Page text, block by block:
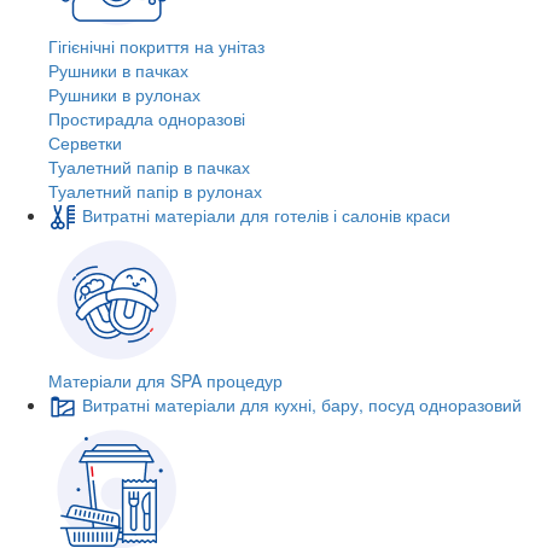
Гігієнічні покриття на унітаз
Рушники в пачках
Рушники в рулонах
Простирадла одноразові
Серветки
Туалетний папір в пачках
Туалетний папір в рулонах
Витратні матеріали для готелів і салонів краси
Матеріали для SPA процедур
Витратні матеріали для кухні, бару, посуд одноразовий